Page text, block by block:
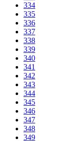
334
335
336
337
338
339
340
341
342
343
344
345
346
347
348
349